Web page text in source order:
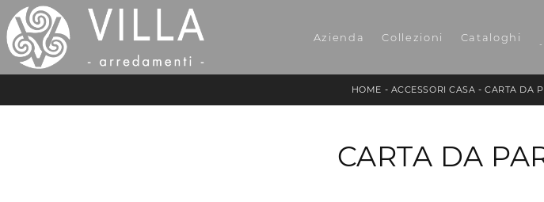
Azienda Collezioni Cataloghi
HOME - ACCESSORI CASA -CARTA DA
CARTA DA